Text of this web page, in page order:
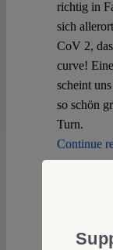
richtig in
sich
CoV 2,
curve!
scheint
so schön
Turn.
Continue